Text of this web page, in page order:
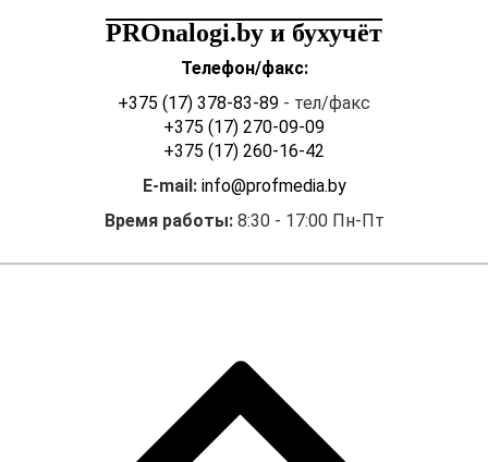
PROnalogi.by и бухучёт
Телефон/факс:
+375 (17) 378-83-89 - тел/факс
+375 (17) 270-09-09
+375 (17) 260-16-42
E-mail: info@profmedia.by
Время работы:8:30 - 17:00 Пн-Пт